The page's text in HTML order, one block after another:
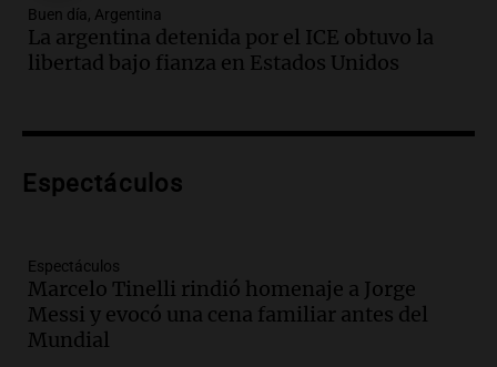
Una mañana para todos
Episodios
Audio.La historia de la servilleta que
contrato de Leo con Barcelona
Episodios
Una mañana para todos
Episodios
Audio.
Buen día, Argentina
La argentina detenida por el ICE obtuvo la
libertad bajo fianza en Estados Unidos
Espectáculos
Espectáculos
Marcelo Tinelli rindió homenaje a Jorge
Messi y evocó una cena familiar antes del
Mundial